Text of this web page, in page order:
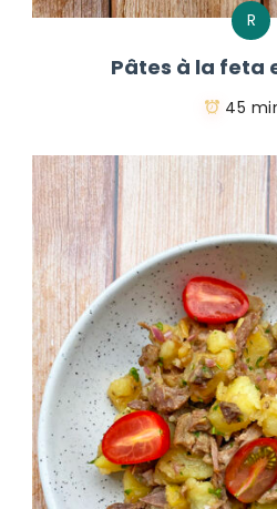
R
Pâtes à la feta
45